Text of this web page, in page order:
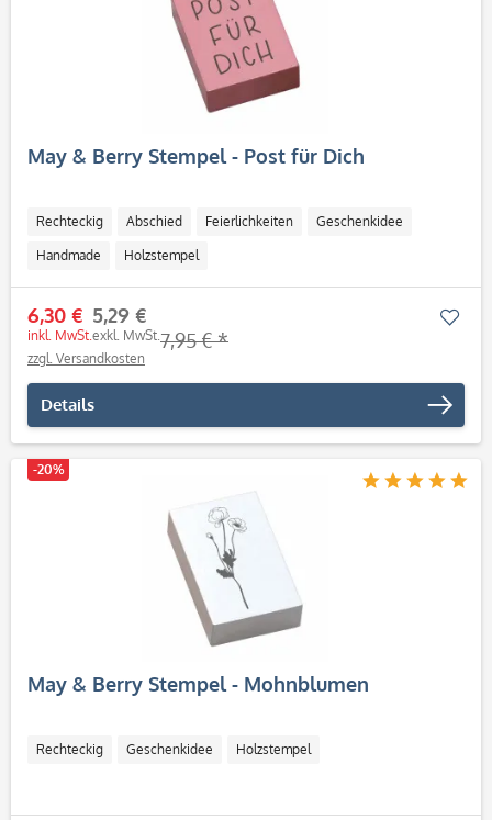
May & Berry Stempel - Post für Dich
Rechteckig Abschied Feierlichkeiten Geschenkidee
Handmade Holzstempel
6,30 €
inkl. MwSt.
5,29 €
exkl. MwSt.7,95 € *
zzgl. Versandkosten
Details
-20%
May & Berry Stempel - Mohnblumen
Rechteckig Geschenkidee Holzstempel